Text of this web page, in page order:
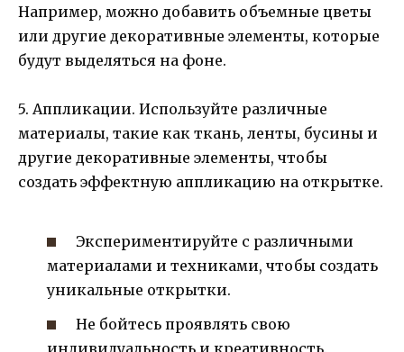
Например, можно добавить объемные цветы
или другие декоративные элементы, которые
будут выделяться на фоне.
5. Аппликации. Используйте различные
материалы, такие как ткань, ленты, бусины и
другие декоративные элементы, чтобы
создать эффектную аппликацию на открытке.
Экспериментируйте с различными
материалами и техниками, чтобы создать
уникальные открытки.
Не бойтесь проявлять свою
индивидуальность и креативность.